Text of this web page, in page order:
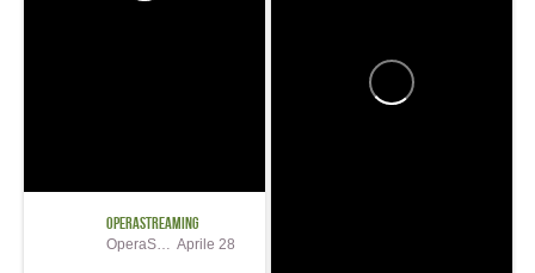
OperaStreaming
OperaStreaming Aprile 28